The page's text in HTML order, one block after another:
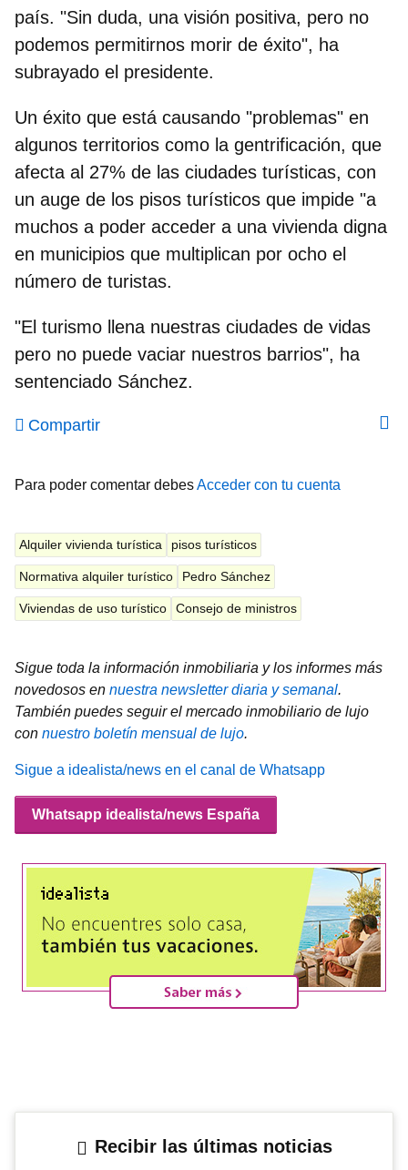
país. "Sin duda, una visión positiva, pero no
podemos permitirnos morir de éxito", ha
subrayado el presidente.
Un éxito que está causando "problemas" en
algunos territorios como la gentrificación, que
afecta al 27% de las ciudades turísticas, con
un auge de los pisos turísticos que impide "a
muchos a poder acceder a una vivienda digna
en municipios que multiplican por ocho el
número de turistas.
"El turismo llena nuestras ciudades de vidas
pero no puede vaciar nuestros barrios", ha
sentenciado Sánchez.
Compartir
Para poder comentar debesAcceder con tu cuenta
Alquiler vivienda turística pisos turísticos
Normativa alquiler turístico Pedro Sánchez
Viviendas de uso turístico Consejo de ministros
Sigue toda la información inmobiliaria y los informes más
novedosos en nuestra newsletter diaria y semanal.
También puedes seguir el mercado inmobiliario de lujo
con nuestro boletín mensual de lujo.
Sigue a idealista/news en el canal de Whatsapp
Whatsapp idealista/news España
Recibir las últimas noticias